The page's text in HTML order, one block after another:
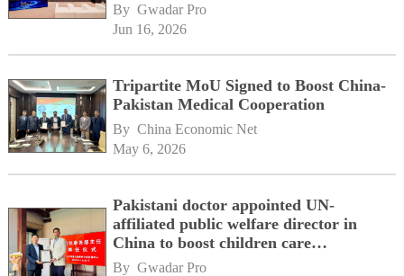
By Gwadar Pro
Jun 16, 2026
Tripartite MoU Signed to Boost China-
Pakistan Medical Cooperation
By China Economic Net
May 6, 2026
Pakistani doctor appointed UN-
affiliated public welfare director in
China to boost children care
cooperation
By Gwadar Pro